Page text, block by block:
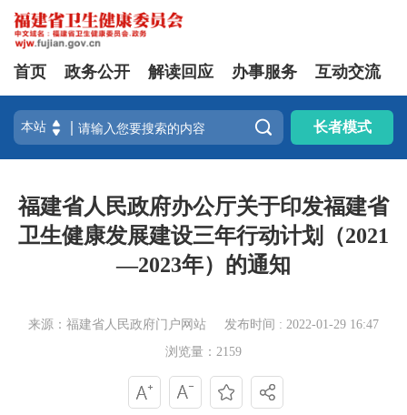
首页 政务公开 解读回应 办事服务 互动交流
 长者模式
福建省人民政府办公厅关于印发福建省
卫生健康发展建设三年行动计划（2021
—2023年）的通知
来源：福建省人民政府门户网站
发布时间 : 2022-01-29 16:47
浏览量：2159